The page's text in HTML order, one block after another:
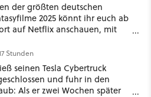
der größten deutschen
2025 könnt ihr euch ab
auf Netflix anschauen, mit
Stunden
seinen Tesla Cybertruck
und fuhr in den
Als er zwei Wochen später